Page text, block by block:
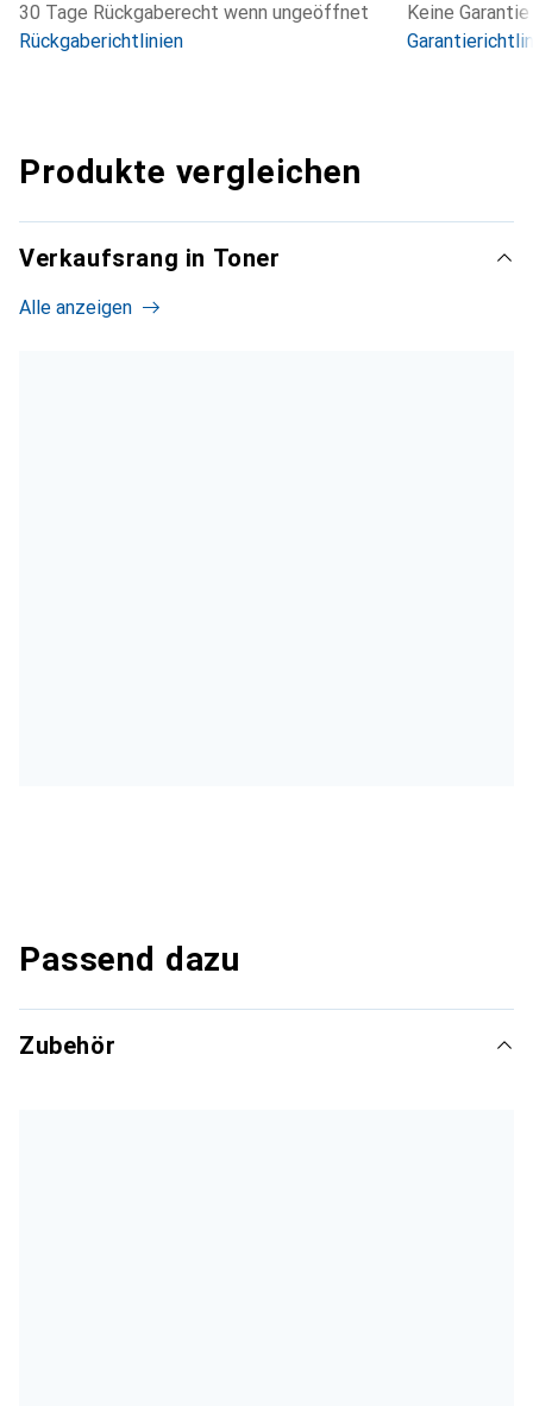
30 Tage Rückgaberecht wenn ungeöffnet
Rückgaberichtlinien
Keine Garantie
Produkte vergleichen
Verkaufsrang in Toner
Alle anzeigen
Passend dazu
Zubehör